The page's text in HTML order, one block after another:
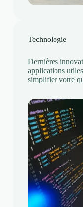
Technologie
Dernières
applications
simplifier votre